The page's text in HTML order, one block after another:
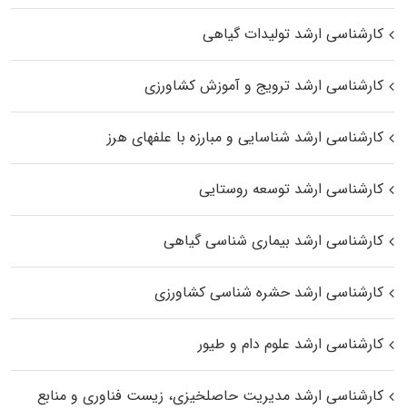
کارشناسی ارشد تولیدات گیاهی
کارشناسی ارشد ترویج و آموزش کشاورزی
کارشناسی ارشد شناسایی و مبارزه با علفهای هرز
کارشناسی ارشد توسعه روستایی
کارشناسی ارشد بیماری‌ شناسی گیاهی
کارشناسی ارشد حشره‌ شناسی کشاورزی
کارشناسی ارشد علوم دام و طیور
کارشناسی ارشد مدیریت حاصلخیزی، زیست فناوری و منابع